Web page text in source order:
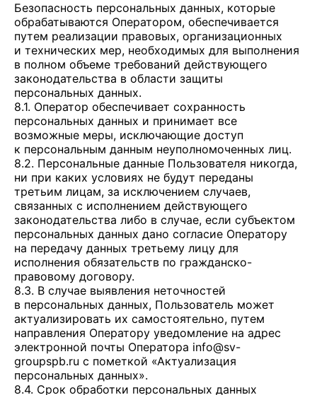
Безопасность персональных данных, которые
обрабатываются Оператором, обеспечивается
путем реализации правовых, организационных
и технических мер, необходимых для выполнения
в полном объеме требований действующего
законодательства в области защиты
персональных данных.
8.1. Оператор обеспечивает сохранность
персональных данных и принимает все
возможные меры, исключающие доступ
к персональным данным неуполномоченных лиц.
8.2. Персональные данные Пользователя никогда,
ни при каких условиях не будут переданы
третьим лицам, за исключением случаев,
связанных с исполнением действующего
законодательства либо в случае, если субъектом
персональных данных дано согласие Оператору
на передачу данных третьему лицу для
исполнения обязательств по гражданско-
правовому договору.
8.3. В случае выявления неточностей
в персональных данных, Пользователь может
актуализировать их самостоятельно, путем
направления Оператору уведомление на адрес
электронной почты Оператора info@sv-
groupspb.ru с пометкой «Актуализация
персональных данных».
8.4. Срок обработки персональных данных